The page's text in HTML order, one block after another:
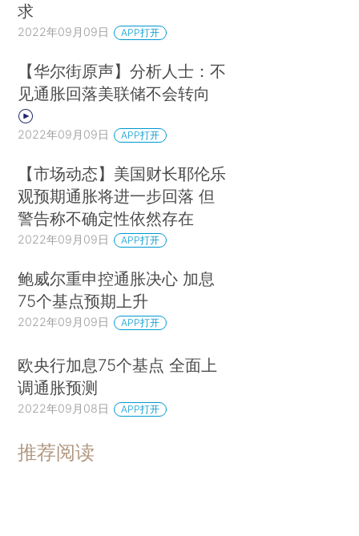
求
2022年09月09日 APP打开
【华尔街原声】分析人士：不
见通胀回落美联储不会转向
2022年09月09日 APP打开
【市场动态】美国财长耶伦乐
观预期通胀将进一步回落 但
警告称不确定性依然存在
2022年09月09日 APP打开
鲍威尔重申控通胀决心 加息
75个基点预期上升
2022年09月09日 APP打开
欧央行加息75个基点 全面上
调通胀预测
2022年09月08日 APP打开
推荐阅读